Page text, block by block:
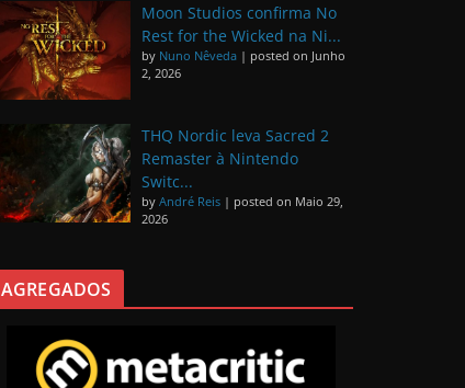
Moon Studios confirma No
Rest for the Wicked na Ni...
by Nuno Nêveda | posted on Junho
2, 2026
THQ Nordic leva Sacred 2
Remaster à Nintendo
Switc...
by André Reis | posted on Maio 29,
2026
AGREGADOS